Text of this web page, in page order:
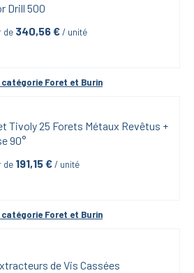
Drill 500
de 340,56 € / unité
catégorie Foret et Burin
Tivoly 25 Forets Métaux Revêtus +
90°
de 191,15 € / unité
catégorie Foret et Burin
de Vis Cassées